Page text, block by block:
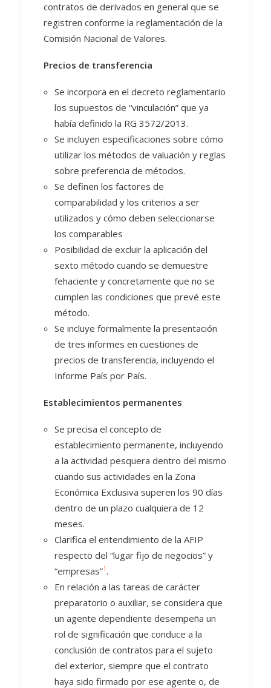
contratos de derivados en general que se
registren conforme la reglamentación de la
Comisión Nacional de Valores.
Precios de transferencia
Se incorpora en el decreto reglamentario
los supuestos de “vinculación” que ya
había definido la RG 3572/2013.
Se incluyen especificaciones sobre cómo
utilizar los métodos de valuación y reglas
sobre preferencia de métodos.
Se definen los factores de
comparabilidad y los criterios a ser
utilizados y cómo deben seleccionarse
los comparables
Posibilidad de excluir la aplicación del
sexto método cuando se demuestre
fehaciente y concretamente que no se
cumplen las condiciones que prevé este
método.
Se incluye formalmente la presentación
de tres informes en cuestiones de
precios de transferencia, incluyendo el
Informe País por País.
Establecimientos permanentes
Se precisa el concepto de
establecimiento permanente, incluyendo
a la actividad pesquera dentro del mismo
cuando sus actividades en la Zona
Económica Exclusiva superen los 90 días
dentro de un plazo cualquiera de 12
meses.
Clarifica el entendimiento de la AFIP
respecto del “lugar fijo de negocios” y
“empresas”1.
En relación a las tareas de carácter
preparatorio o auxiliar, se considera que
un agente dependiente desempeña un
rol de significación que conduce a la
conclusión de contratos para el sujeto
del exterior, siempre que el contrato
haya sido firmado por ese agente o, de